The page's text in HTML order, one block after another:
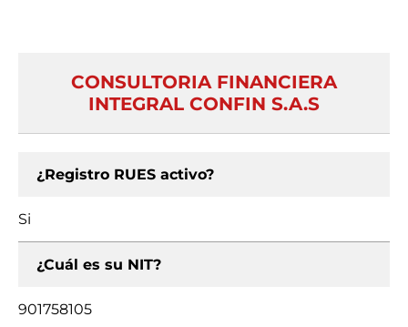
CONSULTORIA FINANCIERA
INTEGRAL CONFIN S.A.S
¿Registro RUES activo?
Si
¿Cuál es su NIT?
901758105